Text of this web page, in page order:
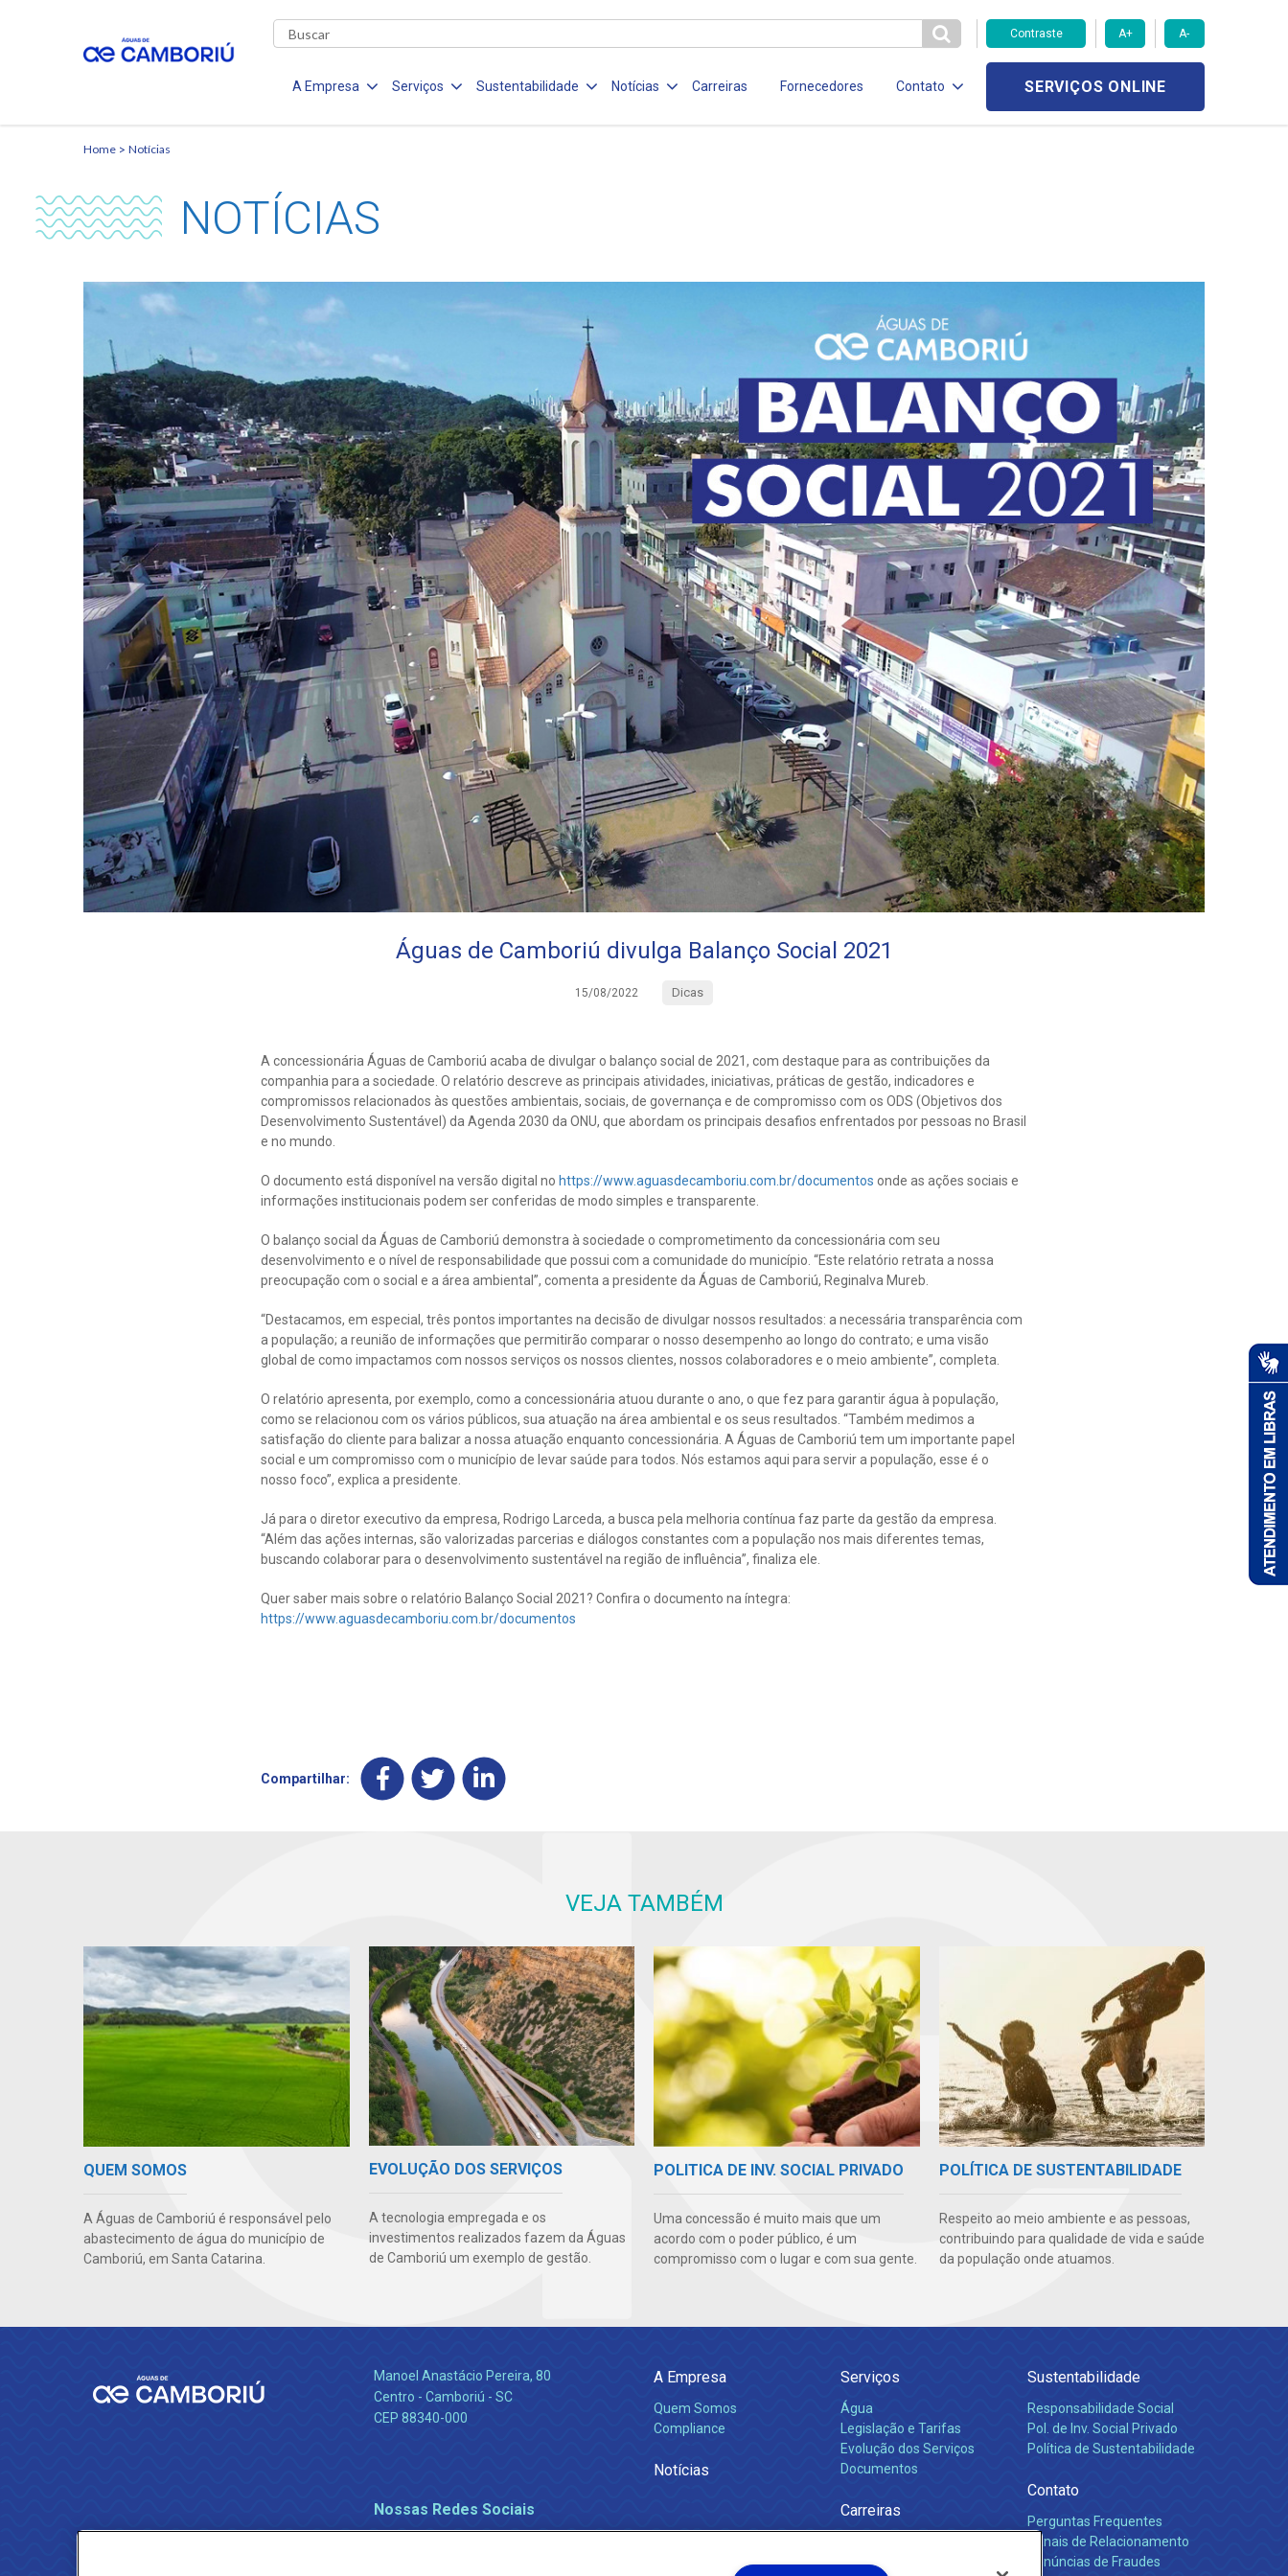
Contraste A+ A-
A Empresa Serviços Sustentabilidade Notícias Carreiras Fornecedores Contato SERVIÇOS ONLINE
Home Notícias
NOTÍCIAS
Águas de Camboriú divulga Balanço Social 2021
15/08/2022 Dicas
A concessionária Águas de Camboriú acaba de divulgar o balanço social de 2021, com destaque para as contribuições da
companhia para a sociedade. O relatório descreve as principais atividades, iniciativas, práticas de gestão, indicadores e
compromissos relacionados às questões ambientais, sociais, de governança e de compromisso com os ODS (Objetivos dos
Desenvolvimento Sustentável) da Agenda 2030 da ONU, que abordam os principais desafios enfrentados por pessoas no Brasil
e no mundo.
O documento está disponível na versão digital no https://www.aguasdecamboriu.com.br/documentos onde as ações sociais e
informações institucionais podem ser conferidas de modo simples e transparente.
O balanço social da Águas de Camboriú demonstra à sociedade o comprometimento da concessionária com seu
desenvolvimento e o nível de responsabilidade que possui com a comunidade do município. “Este relatório retrata a nossa
preocupação com o social e a área ambiental”, comenta a presidente da Águas de Camboriú, Reginalva Mureb.
“Destacamos, em especial, três pontos importantes na decisão de divulgar nossos resultados: a necessária transparência com
a população; a reunião de informações que permitirão comparar o nosso desempenho ao longo do contrato; e uma visão
global de como impactamos com nossos serviços os nossos clientes, nossos colaboradores e o meio ambiente”, completa.
O relatório apresenta, por exemplo, como a concessionária atuou durante o ano, o que fez para garantir água à população,
como se relacionou com os vários públicos, sua atuação na área ambiental e os seus resultados. “Também medimos a
satisfação do cliente para balizar a nossa atuação enquanto concessionária. A Águas de Camboriú tem um importante papel
social e um compromisso com o município de levar saúde para todos. Nós estamos aqui para servir a população, esse é o
nosso foco”, explica a presidente.
Já para o diretor executivo da empresa, Rodrigo Larceda, a busca pela melhoria contínua faz parte da gestão da empresa.
“Além das ações internas, são valorizadas parcerias e diálogos constantes com a população nos mais diferentes temas,
buscando colaborar para o desenvolvimento sustentável na região de influência”, finaliza ele.
Quer saber mais sobre o relatório Balanço Social 2021? Confira o documento na íntegra:
https://www.aguasdecamboriu.com.br/documentos
Compartilhar:
VEJA TAMBÉM
QUEM SOMOS
A Águas de Camboriú é responsável pelo
abastecimento de água do município de
Camboriú, em Santa Catarina.
EVOLUÇÃO DOS SERVIÇOS
A tecnologia empregada e os
investimentos realizados fazem da Águas
de Camboriú um exemplo de gestão.
POLITICA DE INV. SOCIAL PRIVADO
Uma concessão é muito mais que um
acordo com o poder público, é um
compromisso com o lugar e com sua gente.
POLÍTICA DE SUSTENTABILIDADE
Respeito ao meio ambiente e as pessoas,
contribuindo para qualidade de vida e saúde
da população onde atuamos.
Manoel Anastácio Pereira, 80
Centro - Camboriú - SC
CEP 88340-000
Nossas Redes Sociais
A Empresa
Quem Somos
Compliance
Notícias
Serviços
Água
Legislação e Tarifas
Evolução dos Serviços
Documentos
Carreiras
Sustentabilidade
Responsabilidade Social
Pol. de Inv. Social Privado
Política de Sustentabilidade
Contato
Perguntas Frequentes
Canais de Relacionamento
Denúncias de Fraudes